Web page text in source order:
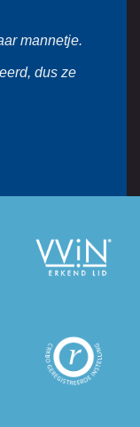
mannetje.
dus ze